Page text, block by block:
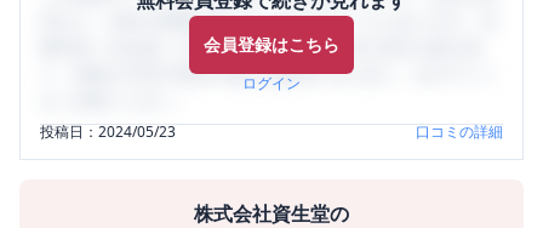
会員登録はこちら
ログイン
判など、女性の転職は気にすべき点がたくさんあります。先
輩社員（元社員）の口コミを通して、本当の会社の姿を知
り、将来の不安や現在の悩みを解消するために、ぜひサイト
投稿日：2024/05/23 口コミの詳細
株式会社資生堂の